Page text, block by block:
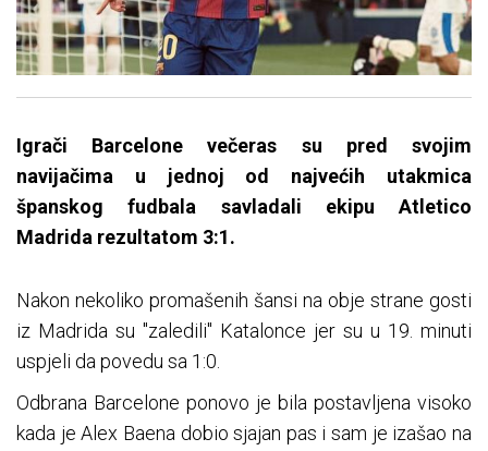
Igrači Barcelone večeras su pred svojim
navijačima u jednoj od najvećih utakmica
španskog fudbala savladali ekipu Atletico
Madrida rezultatom 3:1.
Nakon nekoliko promašenih šansi na obje strane gosti
iz Madrida su "zaledili" Katalonce jer su u 19. minuti
uspjeli da povedu sa 1:0.
Odbrana Barcelone ponovo je bila postavljena visoko
kada je Alex Baena dobio sjajan pas i sam je izašao na